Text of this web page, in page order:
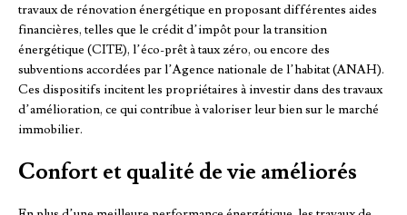
travaux de rénovation énergétique en proposant différentes aides
financières, telles que le crédit d’impôt pour la transition
énergétique (CITE), l’éco-prêt à taux zéro, ou encore des
subventions accordées par l’Agence nationale de l’habitat (ANAH).
Ces dispositifs incitent les propriétaires à investir dans des travaux
d’amélioration, ce qui contribue à valoriser leur bien sur le marché
immobilier.
Confort et qualité de vie améliorés